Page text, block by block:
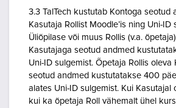
3.3 TalTech kustutab Kontoga seotud
Kasutaja Rollist Moodle’is ning Uni-ID
Üliõpilase või muus Rollis (v.a.
Kasutajaga seotud andmed
Uni-ID sulgemist. Õpetaja Rollis oleva
seotud andmed kustutatakse 400
alates Uni-ID sulgemist. Kui Kasutajal
kui ka õpetaja Roll vähemalt ühel